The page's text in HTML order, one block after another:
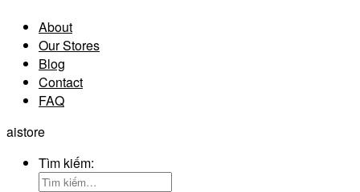
About
Our Stores
Blog
Contact
FAQ
aistore
Tìm kiếm: